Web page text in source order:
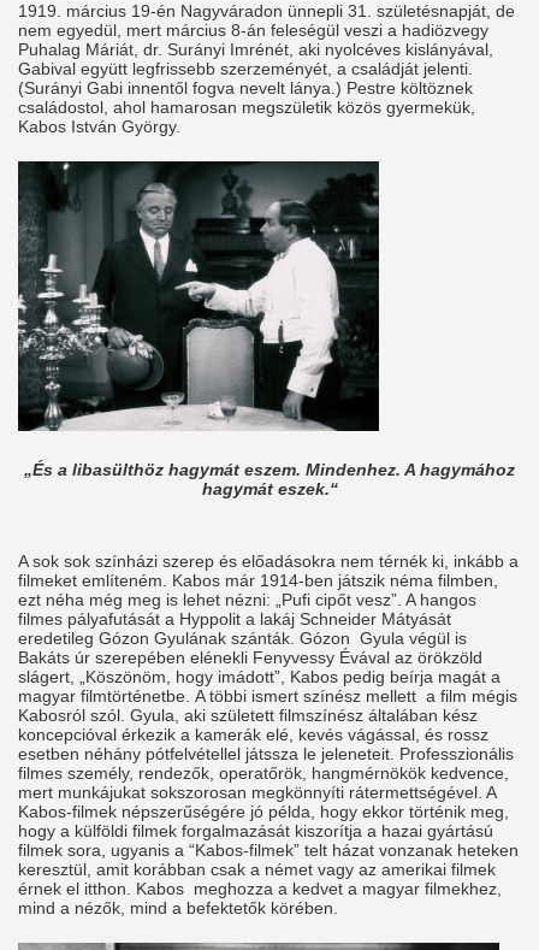
1919. március 19-én Nagyváradon ünnepli 31. születésnapját, de
nem egyedül, mert március 8-án feleségül veszi a hadiözvegy
Puhalag Máriát, dr. Surányi Imrénét, aki nyolcéves kislányával,
Gabival együtt legfrissebb szerzeményét, a családját jelenti.
(Surányi Gabi innentől fogva nevelt lánya.) Pestre költöznek
családostol, ahol hamarosan megszületik közös gyermekük,
Kabos István György.
„És a libasülthöz hagymát eszem. Mindenhez. A hagymához
hagymát eszek.“
A sok sok színházi szerep és előadásokra nem térnék ki, inkább a
filmeket említeném. Kabos már 1914-ben játszik néma filmben,
ezt néha még meg is lehet nézni: „Pufi cipőt vesz”. A hangos
filmes pályafutását a Hyppolit a lakáj Schneider Mátyását
eredetileg Gózon Gyulának szánták. Gózon Gyula végül is
Bakáts úr szerepében elénekli Fenyvessy Évával az örökzöld
slágert, „Köszönöm, hogy imádott”, Kabos pedig beírja magát a
magyar filmtörténetbe. A többi ismert színész mellett a film mégis
Kabosról szól. Gyula, aki született filmszínész általában kész
koncepcióval érkezik a kamerák elé, kevés vágással, és rossz
esetben néhány pótfelvétellel játssza le jeleneteit. Professzionális
filmes személy, rendezők, operatőrök, hangmérnökök kedvence,
mert munkájukat sokszorosan megkönnyíti rátermettségével. A
Kabos-filmek népszerűségére jó példa, hogy ekkor történik meg,
hogy a külföldi filmek forgalmazását kiszorítja a hazai gyártású
filmek sora, ugyanis a “Kabos-filmek” telt házat vonzanak heteken
keresztül, amit korábban csak a német vagy az amerikai filmek
érnek el itthon. Kabos meghozza a kedvet a magyar filmekhez,
mind a nézők, mind a befektetők körében.